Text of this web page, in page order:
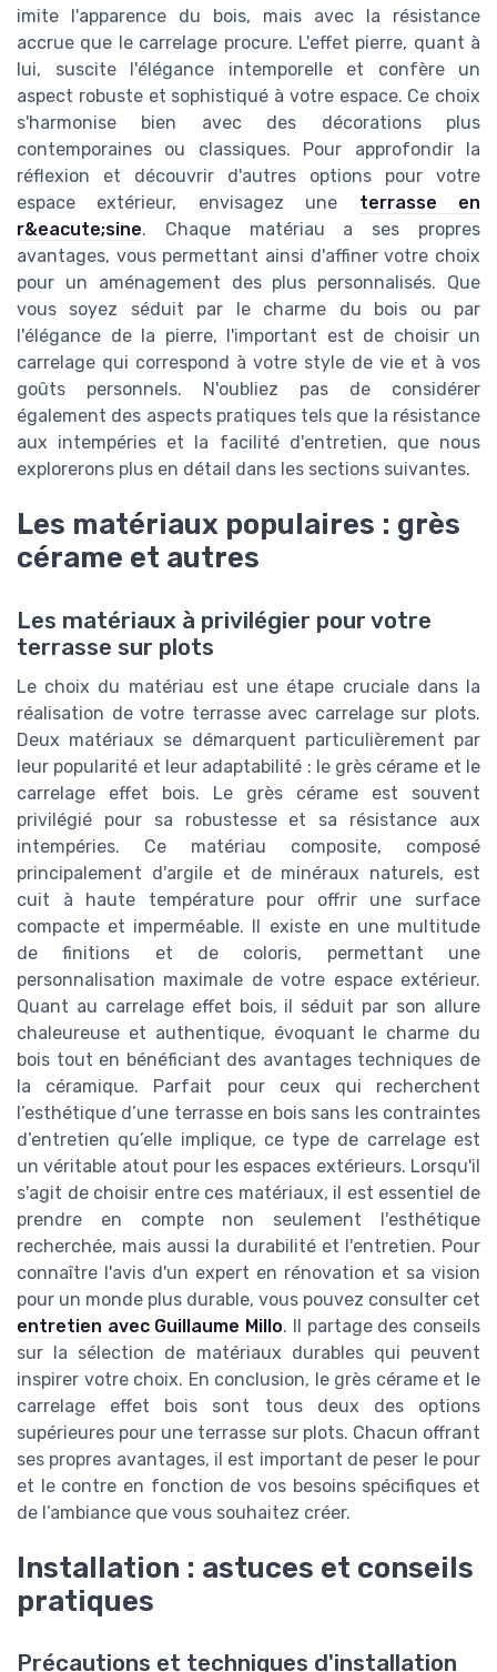
imite l'apparence du bois, mais avec la résistance
accrue que le carrelage procure. L'effet pierre, quant à
lui, suscite l'élégance intemporelle et confère un
aspect robuste et sophistiqué à votre espace. Ce choix
s'harmonise bien avec des décorations plus
contemporaines ou classiques. Pour approfondir la
réflexion et découvrir d'autres options pour votre
espace extérieur, envisagez une terrasse en
r&eacute;sine. Chaque matériau a ses propres
avantages, vous permettant ainsi d'affiner votre choix
pour un aménagement des plus personnalisés. Que
vous soyez séduit par le charme du bois ou par
l'élégance de la pierre, l'important est de choisir un
carrelage qui correspond à votre style de vie et à vos
goûts personnels. N'oubliez pas de considérer
également des aspects pratiques tels que la résistance
aux intempéries et la facilité d'entretien, que nous
explorerons plus en détail dans les sections suivantes.
Les matériaux populaires : grès
cérame et autres
Les matériaux à privilégier pour votre
terrasse sur plots
Le choix du matériau est une étape cruciale dans la
réalisation de votre terrasse avec carrelage sur plots.
Deux matériaux se démarquent particulièrement par
leur popularité et leur adaptabilité : le grès cérame et le
carrelage effet bois. Le grès cérame est souvent
privilégié pour sa robustesse et sa résistance aux
intempéries. Ce matériau composite, composé
principalement d'argile et de minéraux naturels, est
cuit à haute température pour offrir une surface
compacte et imperméable. Il existe en une multitude
de finitions et de coloris, permettant une
personnalisation maximale de votre espace extérieur.
Quant au carrelage effet bois, il séduit par son allure
chaleureuse et authentique, évoquant le charme du
bois tout en bénéficiant des avantages techniques de
la céramique. Parfait pour ceux qui recherchent
l’esthétique d’une terrasse en bois sans les contraintes
d’entretien qu’elle implique, ce type de carrelage est
un véritable atout pour les espaces extérieurs. Lorsqu'il
s'agit de choisir entre ces matériaux, il est essentiel de
prendre en compte non seulement l'esthétique
recherchée, mais aussi la durabilité et l'entretien. Pour
connaître l'avis d'un expert en rénovation et sa vision
pour un monde plus durable, vous pouvez consulter cet
entretien avec Guillaume Millo. Il partage des conseils
sur la sélection de matériaux durables qui peuvent
inspirer votre choix. En conclusion, le grès cérame et le
carrelage effet bois sont tous deux des options
supérieures pour une terrasse sur plots. Chacun offrant
ses propres avantages, il est important de peser le pour
et le contre en fonction de vos besoins spécifiques et
de l’ambiance que vous souhaitez créer.
Installation : astuces et conseils
pratiques
Précautions et techniques d'installation